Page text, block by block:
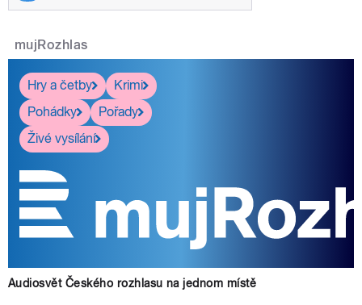
mujRozhlas
Hry a četby
Krimi
Pohádky
Pořady
Živé vysílání
Audiosvět Českého rozhlasu na jednom místě